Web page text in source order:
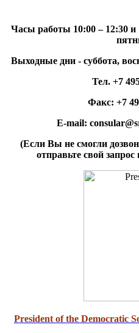
Часы работы 10:00 – 12:30 и
Выходные дни - суббота,
Тел. +7
Факс: +7
E-mail: consular@
(Если Вы не смогли
отправьте свой
President of the Democratic